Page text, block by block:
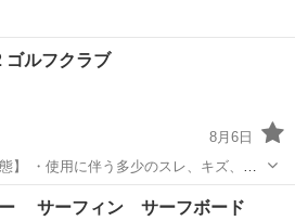
ゴルフクラブ
8月6日
す ・詳細は現地でご確認ください ・お
了承願います ※中古品のため、状態につ
ゴルフクラブ
サーフィン サーフボード